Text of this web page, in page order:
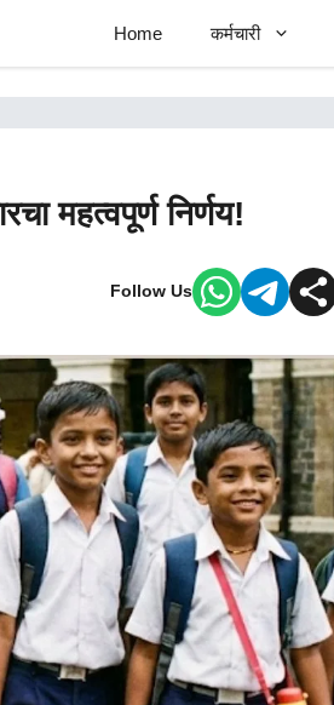
Home कर्मचारी
महत्वपूर्ण निर्णय!
Follow Us